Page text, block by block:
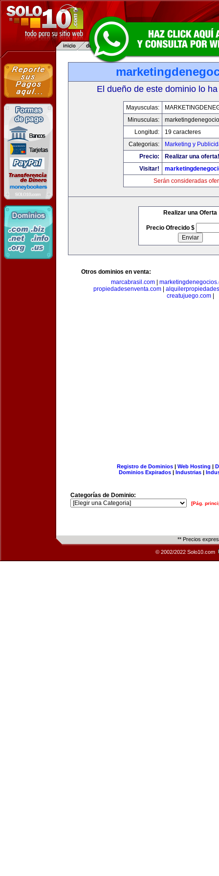
El dueño de este dominio lo
Mayusculas:
Minusculas:
Longitud:
19 caracteres
Categorias:
Marketing y
Precio:
Realizar una oferta!
Visitar!
Serán consideradas
Realizar una Oferta
Precio Ofrecido $
Otros dominios en venta:
marcabrasil.com
propiedadesenventa.com
creatujuego.com|
Registro de Dominios| Web Hosting |
Dominios Expirados | Industrias |
Categorías de Dominio:
[Pág.
** Precios
© 2002/2022 Solo10.com